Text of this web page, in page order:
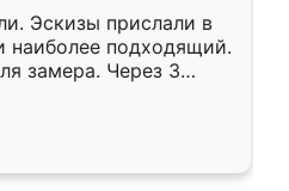
Эскизы прислали в
наиболее подходящий.
замера. Через 3
готова. Остались
Ренессанс
работу!